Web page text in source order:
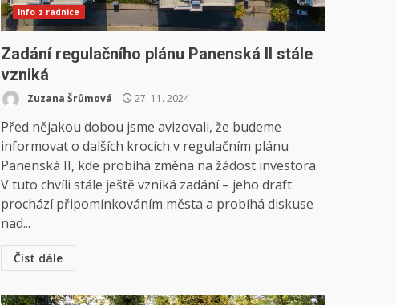
Info z radnice
Zadání regulačního plánu Panenská II stále
vzniká
Zuzana Šrůmová 27. 11. 2024
Před nějakou dobou jsme avizovali, že budeme
informovat o dalších krocích v regulačním plánu
Panenská II, kde probíhá změna na žádost investora.
V tuto chvíli stále ještě vzniká zadání – jeho draft
prochází připomínkováním města a probíhá diskuse
nad...
Číst dále